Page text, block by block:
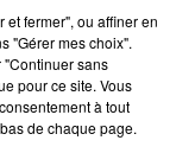
Puth pour une
et fermer", ou affiner en
"Gérer mes choix".
sans
pour ce site. Vous
à tout
de chaque page.